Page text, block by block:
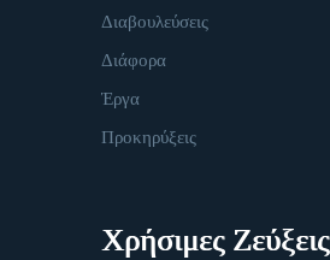
Διαβουλεύσεις
Διάφορα
Έργα
Προκηρύξεις
Χρήσιμες Ζεύξεις